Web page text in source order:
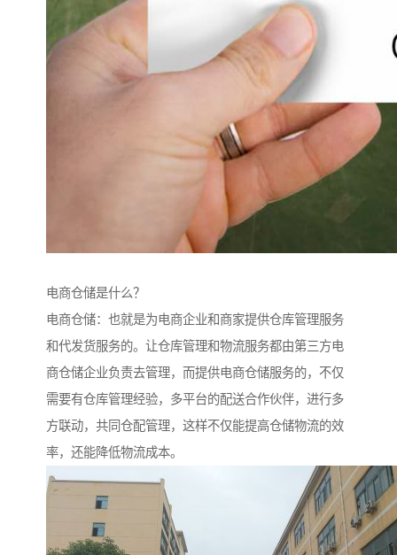
电商仓储是什么？
电商仓储：也就是为电商企业和商家提供仓库管理服务
和代发货服务的。让仓库管理和物流服务都由第三方电
商仓储企业负责去管理，而提供电商仓储服务的，不仅
需要有仓库管理经验，多平台的配送合作伙伴，进行多
方联动，共同仓配管理，这样不仅能提高仓储物流的效
率，还能降低物流成本。